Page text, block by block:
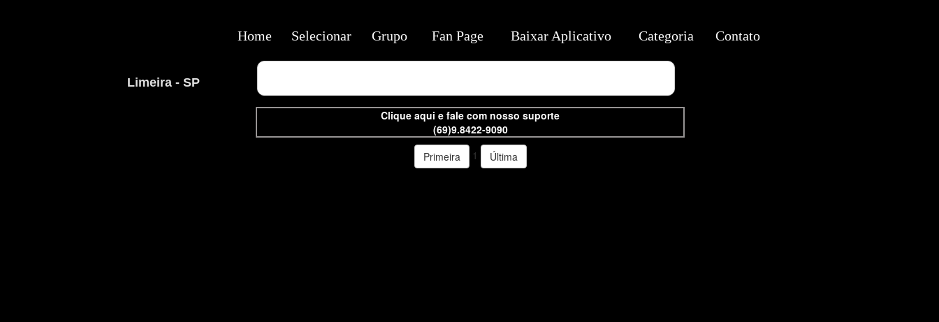
Limeira - SP
Clique aqui e fale com nosso suporte
(69)9.8422-9090
Primeira
1 Última
Home Selecionar Grupo Fan Page Baixar Aplicativo Categoria Contato